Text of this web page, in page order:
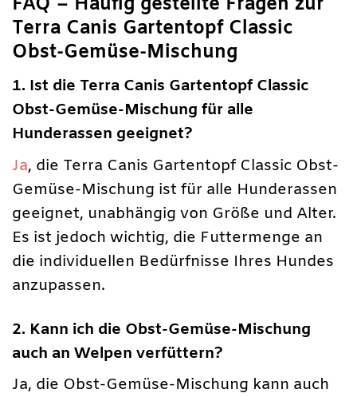
Terra Canis Gartentopf Classic
Obst-Gemüse-Mischung
1. Ist die Terra Canis Gartentopf Classic
Obst-Gemüse-Mischung für alle
Hunderassen geeignet?
Ja, die Terra Canis Gartentopf Classic Obst-
Gemüse-Mischung ist für alle Hunderassen
geeignet, unabhängig von Größe und Alter.
Es ist jedoch wichtig, die Futtermenge an
die individuellen Bedürfnisse Ihres Hundes
anzupassen.
2. Kann ich die Obst-Gemüse-Mischung
auch an Welpen verfüttern?
Ja, die Obst-Gemüse-Mischung kann auch